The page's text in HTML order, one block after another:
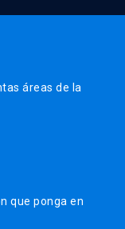
áreas de la
que ponga en